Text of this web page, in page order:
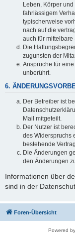
Leben, Körper
fahrlässigem
typischerweise
nach auf die
auch für mittelbare
Die
zugunsten der
Ansprüche für
unberührt.
6.
Der Betreiber ist
Mail mitgeteilt.
Der Nutzer ist
des Widerspruchs
bestehende
Die Änderungen
den Änderungen
Informationen über
sind in der
Foren-Übersicht
Powered by